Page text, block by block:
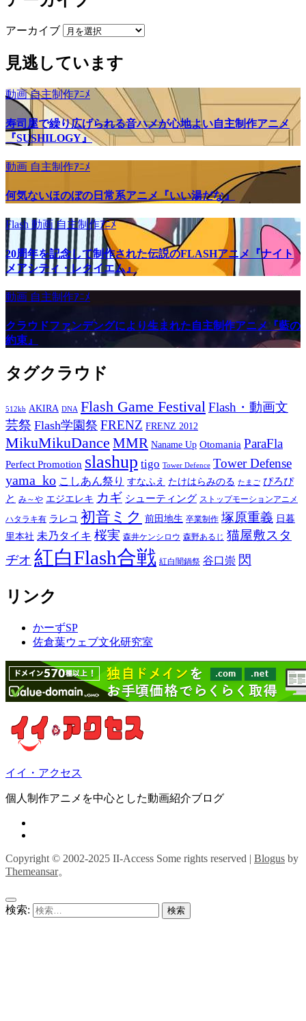
アーカイブ
見逃しています
動画自主制作ｱﾆﾒ
寿司屋で繰り広げられる音ハメが心地よい自主制作アニメ
『SUSHILOGY』
動画 自主制作ｱﾆﾒ
何気ないほのぼの日常系アニメ『いい湯だな』
Flash 動画自主制作ｱﾆﾒ
20周年を記念して制作された伝説のFLASHアニメ『ナイト
メアシティ・レクイエム』
動画 自主制作ｱﾆﾒ
クラウドファンデングにより生まれた自主制作アニメ『藍の
約束』
タグクラウド
512kb AKIRA DNA Flash Game FestivalFlash・動画文
芸祭 Flash学園祭 FRENZ FRENZ 2012
MikuMikuDance MMR Naname Up Otomania ParaFla
Perfect Promotion slashup tigo Tower Defence Tower Defense
yama_ko こしあん祭り すなふえ たけはらみのる たまご ぴろぴ
と み～や エジエレキ カギ シューティング ストップモーションアニメ
ハタラキ有 ラレコ 初音ミク 前田地生 卒業制作 塚原重義 日暮
里本社 未乃タイキ 桜実 森井ケンシロウ 森野あるじ 猫屋敷スタ
ヂオ 紅白Flash合戦 紅白闇鍋祭 谷口崇 閃
リンク
かーずSP
佐倉葉ウェブ文化研究室
イイ・アクセス
個人制作アニメを中心とした動画紹介ブログ
Copyright © 2002-2025 II-Access Some rights reserved | Blogus by
Themeansar。
検索: